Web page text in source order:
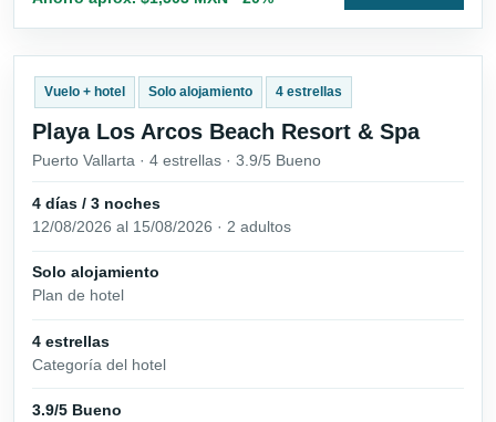
Vuelo + hotel Solo alojamiento 4 estrellas
Playa Los Arcos Beach Resort & Spa
Puerto Vallarta · 4 estrellas · 3.9/5 Bueno
4 días / 3 noches
12/08/2026 al 15/08/2026 · 2 adultos
Solo alojamiento
Plan de hotel
4 estrellas
Categoría del hotel
3.9/5 Bueno